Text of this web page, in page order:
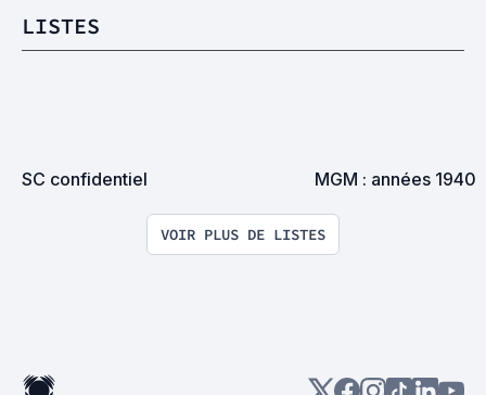
LISTES
SC confidentiel MGM : années 1940
VOIR PLUS DE LISTES